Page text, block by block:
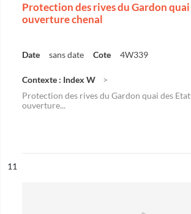
Protection des rives du Gardon quai
ouverture chenal
Date sans date Cote 4W339
Contexte : Index W
Protection des rives du Gardon quai des
ouverture...
n°
11